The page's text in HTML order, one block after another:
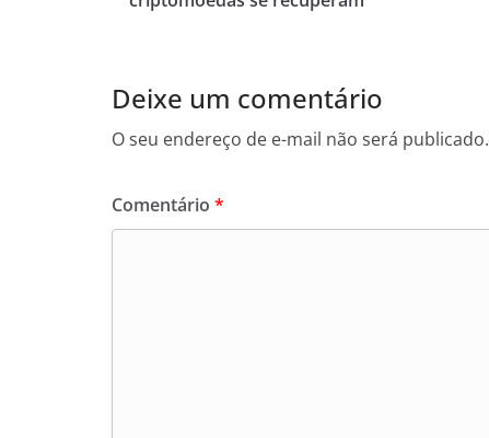
Deixe um comentário
O seu endereço de e-mail não será publicado.
Comentário *